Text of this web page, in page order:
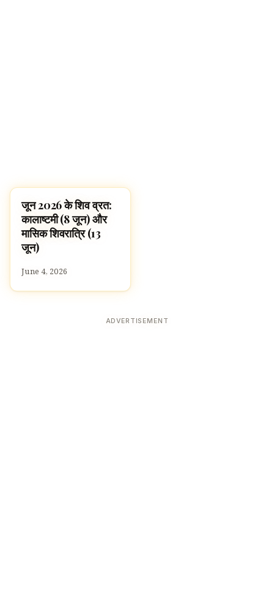
FESTIVALS
जून 2026 के शिव व्रत:
कालाष्टमी (8 जून) और
मासिक शिवरात्रि (13
जून)
June 4, 2026
ADVERTISEMENT